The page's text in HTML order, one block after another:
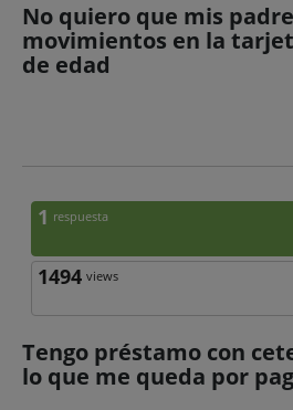
No quiero que mis
movimientos en la
de edad
1 respuesta
1494 views
Tengo préstamo con
lo que me queda por